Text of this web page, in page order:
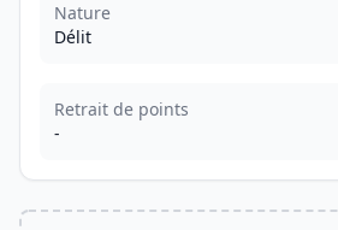
Nature
Délit
Retrait de points
-